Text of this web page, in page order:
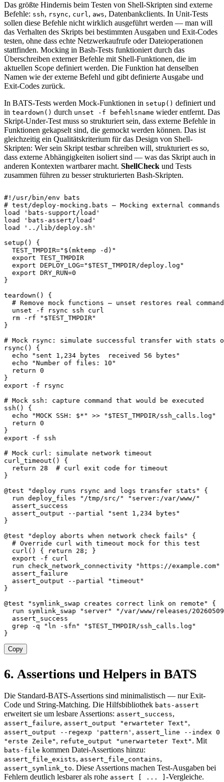
Das größte Hindernis beim Testen von Shell-Skripten sind externe
Befehle: ssh, rsync, curl, aws, Datenbankclients. In Unit-Tests
sollen diese Befehle nicht wirklich ausgeführt werden — man will
das Verhalten des Skripts bei bestimmten Ausgaben und Exit-Codes
testen, ohne dass echte Netzwerkaufrufe oder Dateioperationen
stattfinden. Mocking in Bash-Tests funktioniert durch das
Überschreiben externer Befehle mit Shell-Funktionen, die im
aktuellen Scope definiert werden. Die Funktion hat denselben
Namen wie der externe Befehl und gibt definierte Ausgabe und
Exit-Codes zurück.
In BATS-Tests werden Mock-Funktionen in setup() definiert und
in teardown() durch unset -f befehlsname wieder entfernt. Das
Skript-Under-Test muss so strukturiert sein, dass externe Befehle in
Funktionen gekapselt sind, die gemockt werden können. Das ist
gleichzeitig ein Qualitätskriterium für das Design von Shell-
Skripten: Wer sein Skript testbar schreiben will, strukturiert es so,
dass externe Abhängigkeiten isoliert sind — was das Skript auch in
anderen Kontexten wartbarer macht. ShellCheck und Tests
zusammen führen zu besser strukturierten Bash-Skripten.
#!/usr/bin/env bats
# test/deploy-mocking.bats — Mocking external
load
'bats-support/load'
load
'bats-assert/load'
load
'../lib/deploy.sh'
setup ( )
{
TEST_TMPDIR=" $( mktemp -d ) "
export TEST_TMPDIR
export DEPLOY_LOG=" $TEST_TMPDIR/deploy.log"
export DRY_RUN=0
}
teardown ( )
{
# Remove mock functions — unset restores real
unset
-f rsync ssh
curl
rm
-rf " $TEST_TMPDIR"
}
# Mock rsync: simulate successful transfer with stats
rsync ( )
{
echo
"sent 1,234 bytes  received 56 bytes"
echo
"Number of files: 10"
return 0
}
export
-f
rsync
# Mock ssh: capture command that would be executed
ssh ( )
{
echo
"MOCK SSH: $* " >> " $TEST_TMPDIR/ssh_calls.log"
return 0
}
export
-f
ssh
# Mock curl: simulate network timeout
curl_timeout ( )
{
return
28
# curl exit code for timeout
}
@test
"deploy runs rsync and logs transfer stats"
{
  run deploy_files
"/tmp/src/"
"server:/var/www/"
  assert_success
  assert_output
--partial
"sent 1,234 bytes"
}
@test
"deploy aborts when network check fails"
{
# Override curl with timeout mock for this test
curl ( ) { return 28 ;
}
export
-f
curl
  run check_network_connectivity
"https://example.com"
  assert_failure
  assert_output
--partial
"timeout"
}
@test
"symlink_swap creates correct link on remote"
{
  run symlink_swap
"server"
"/var/www/releases/
  assert_success
grep
-q "ln -sfn" " $TEST_TMPDIR/ssh_calls.log"
}
Copy
6. Assertions und Helpers in BATS
Die Standard-BATS-Assertions sind minimalistisch — nur Exit-
Code und String-Matching. Die Hilfsbibliothek bats-assert
erweitert sie um lesbare Assertions: assert_success,
assert_failure, assert_output "erwarteter Text" ,
assert_output --regexp 'pattern' , assert_line --index 0
"erste Zeile" , refute_output "unerwarteter Text" . Mit
bats-file kommen Datei-Assertions hinzu:
assert_file_exists, assert_file_contains,
assert_symlink_to. Diese Assertions machen Test-Ausgaben bei
Fehlern deutlich lesbarer als rohe assert [ ... ] -Vergleiche.